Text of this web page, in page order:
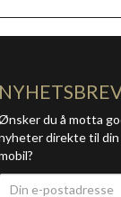
du å motta
direkte til